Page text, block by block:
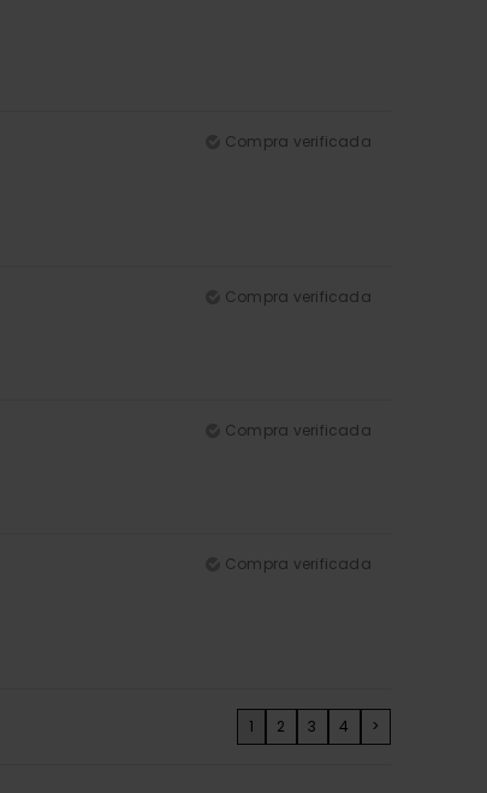
Compra verificada
Compra verificada
Compra verificada
Compra verificada
1 2 3 4 >